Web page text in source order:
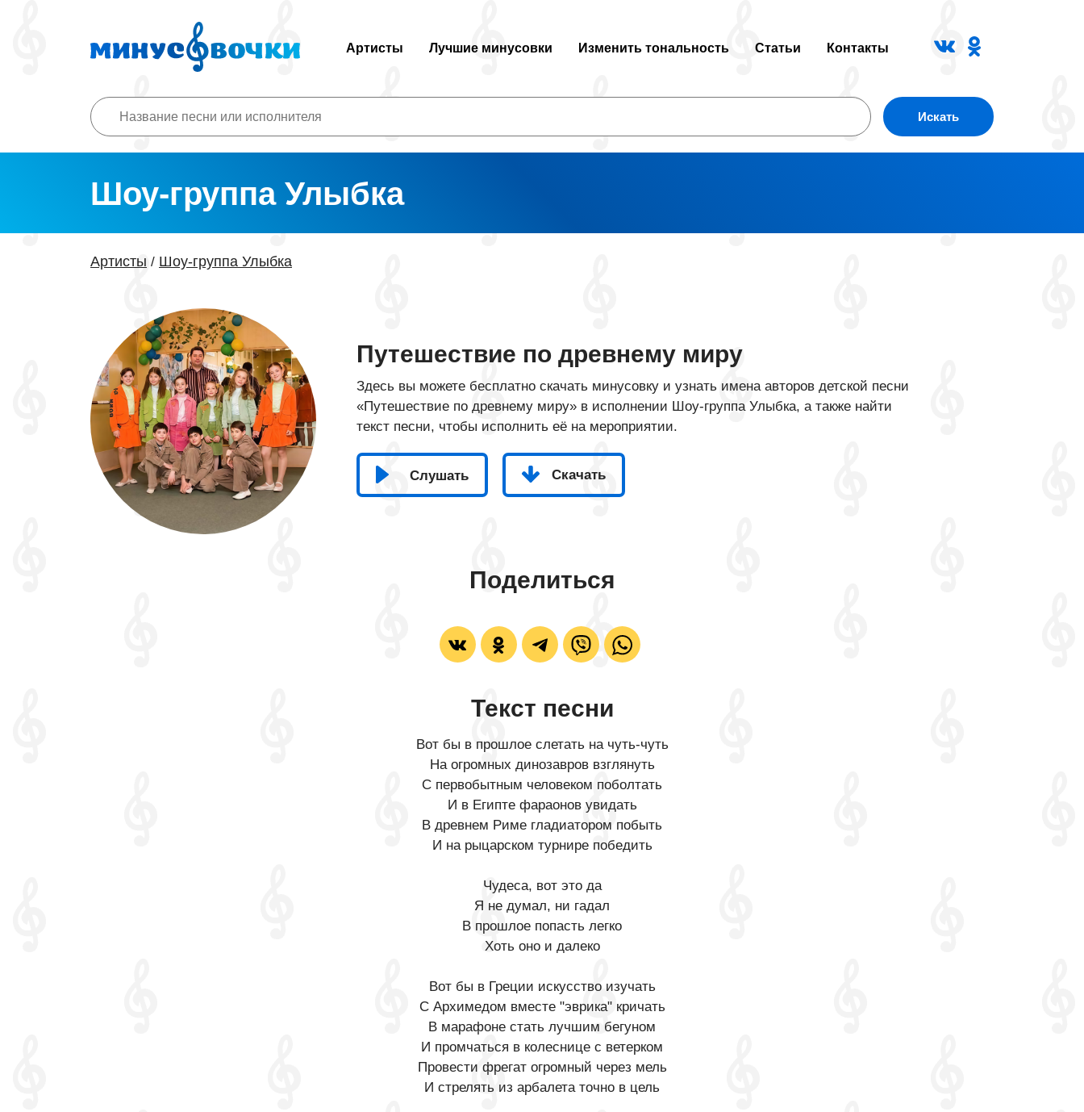
Артисты Лучшие минусовки Изменить тональность Статьи Контакты
Искать
Шоу-группа Улыбка
Артисты / Шоу-группа Улыбка
Путешествие по древнему миру
Здесь вы можете бесплатно скачать минусовку и узнать имена авторов детской песни
«Путешествие по древнему миру» в исполнении Шоу-группа Улыбка, а также найти
текст песни, чтобы исполнить её на мероприятии.
Слушать Скачать
Поделиться
Текст песни
Вот бы в прошлое слетать на чуть-чуть
На огромных динозавров взглянуть
С первобытным человеком поболтать
И в Египте фараонов увидать
В древнем Риме гладиатором побыть
И на рыцарском турнире победить
Чудеса, вот это да
Я не думал, ни гадал
В прошлое попасть легко
Хоть оно и далеко
Вот бы в Греции искусство изучать
С Архимедом вместе "эврика" кричать
В марафоне стать лучшим бегуном
И промчаться в колеснице с ветерком
Провести фрегат огромный через мель
И стрелять из арбалета точно в цель